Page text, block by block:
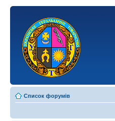
Список форумів